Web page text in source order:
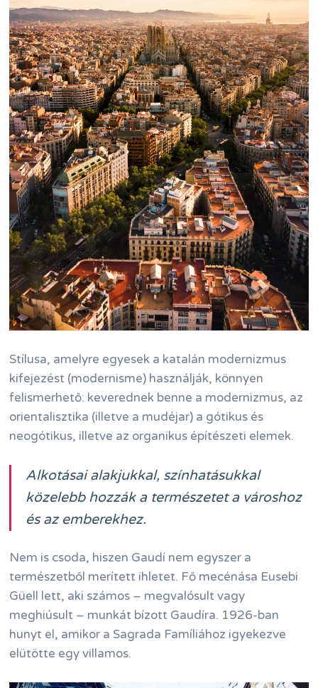
Stílusa, amelyre egyesek a katalán modernizmus
kifejezést (modernisme) használják, könnyen
felismerhető: keverednek benne a modernizmus, az
orientalisztika (illetve a mudéjar) a gótikus és
neogótikus, illetve az organikus építészeti elemek.
Alkotásai alakjukkal, színhatásukkal
közelebb hozzák a természetet a városhoz
és az emberekhez.
Nem is csoda, hiszen Gaudí nem egyszer a
természetből merített ihletet. Fő mecénása Eusebi
Güell lett, aki számos – megvalósult vagy
meghiúsult – munkát bízott Gaudíra. 1926-ban
hunyt el, amikor a Sagrada Famíliához igyekezve
elütötte egy villamos.